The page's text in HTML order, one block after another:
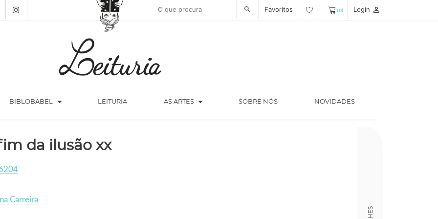
search Favoritos (0) Login person_outline
BIBLOBABEL arrow_drop_down LEITURIA AS ARTES arrow_drop_down SOBRE NÓS NOVIDADES
da ilusão xx
Carreira